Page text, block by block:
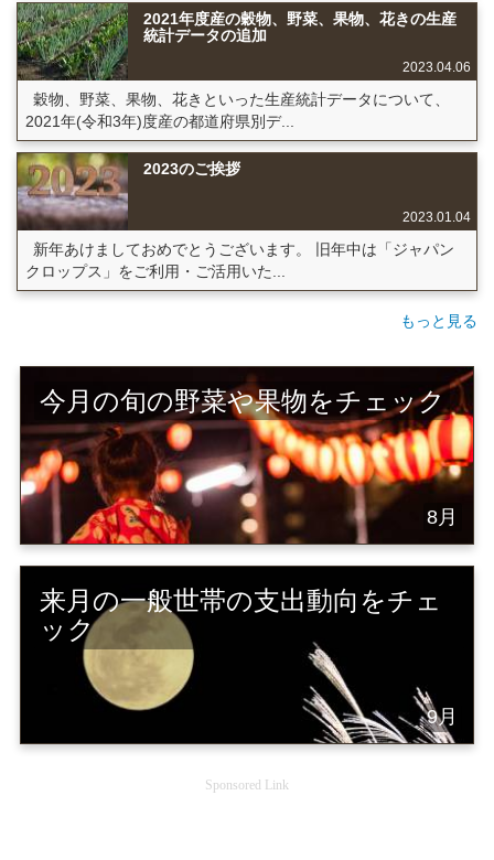
2021年度産の穀物、野菜、果物、花きの生産
統計データの追加
2023.04.06
穀物、野菜、果物、花きといった生産統計データについて、
2021年(令和3年)度産の都道府県別デ...
2023のご挨拶
2023.01.04
新年あけましておめでとうございます。 旧年中は「ジャパン
クロップス」をご利用・ご活用いた...
もっと見る
今月の旬の野菜や果物をチェック
8月
来月の一般世帯の支出動向をチェ
ック
9月
Sponsored Link